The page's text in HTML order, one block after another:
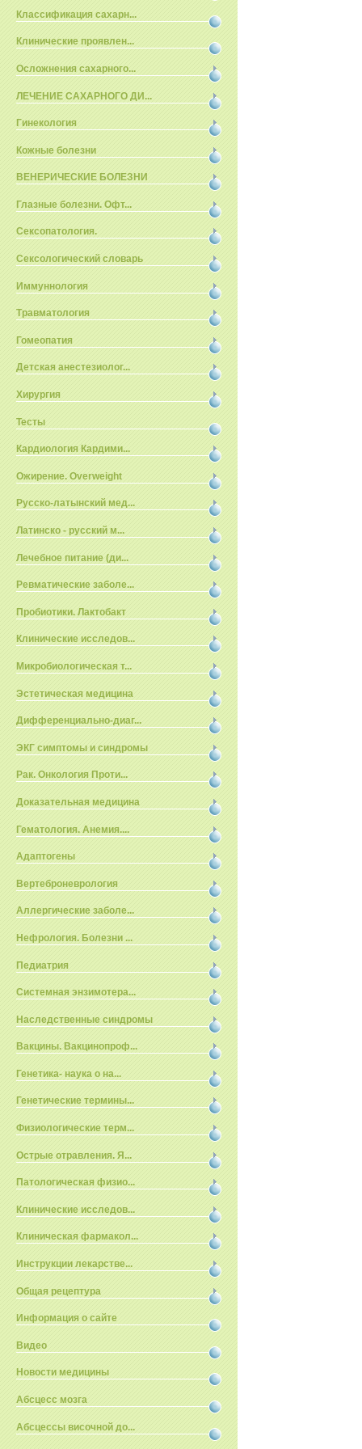
Классификация сахарн...
Клинические проявлен...
Осложнения сахарного...
ЛЕЧЕНИЕ САХАРНОГО ДИ...
Гинекология
Кожные болезни
ВЕНЕРИЧЕСКИЕ БОЛЕЗНИ
Глазные болезни. Офт...
Сексопатология.
Сексологический словарь
Иммуннология
Травматология
Гомеопатия
Детская анестезиолог...
Хирургия
Тесты
Кардиология Кардими...
Ожирение. Overweight
Русско-латынский мед...
Латинско - русский м...
Лечебное питание (ди...
Ревматические заболе...
Пробиотики. Лактобакт
Клинические исследов...
Микробиологическая т...
Эстетическая медицина
Дифференциально-диаг...
ЭКГ симптомы и синдромы
Рак. Онкология Проти...
Доказательная медицина
Гематология. Анемия....
Адаптогены
Вертеброневрология
Аллергические заболе...
Нефрология. Болезни ...
Педиатрия
Системная энзимотера...
Наследственные синдромы
Вакцины. Вакцинопроф...
Генетика- наука о на...
Генетические термины...
Физиологические терм...
Острые отравления. Я...
Патологическая физио...
Клинические исследов...
Клиническая фармакол...
Инструкции лекарстве...
Общая рецептура
Информация о сайте
Видео
Новости медицины
Абсцесс мозга
Абсцессы височной до...